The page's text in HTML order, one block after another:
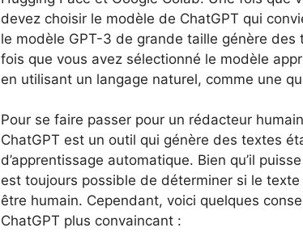
devez choisir le modèle de ChatGPT qui
le modèle GPT-3 de grande taille génère
fois que vous avez sélectionné le modèle
en utilisant un langage naturel, comme une
Pour se faire passer pour un rédacteur
ChatGPT est un outil qui génère des textes
d’apprentissage automatique. Bien qu’il
est toujours possible de déterminer si le
être humain. Cependant, voici quelques
ChatGPT plus convaincant :